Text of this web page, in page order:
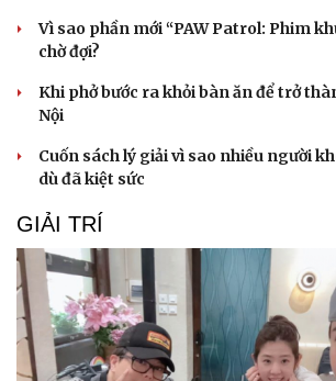
Vì sao phần mới “PAW Patrol: Phim
chờ đợi?
Khi phở bước ra khỏi bàn ăn để trở
Nội
Cuốn sách lý giải vì sao nhiều người
dù đã kiệt sức
GIẢI TRÍ